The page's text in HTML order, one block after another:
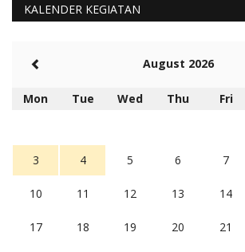
KALENDER KEGIATAN
August 2026
Mon Tue Wed Thu Fri
3 4 5 6 7
10 11 12 13 14
17 18 19 20 21